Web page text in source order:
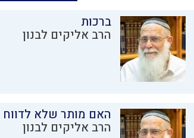
ברכות
הרב אליקים לבנון
האם מותר שלא
הרב אליקים לבנון